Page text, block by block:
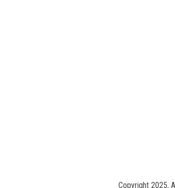
Copyright 2025,